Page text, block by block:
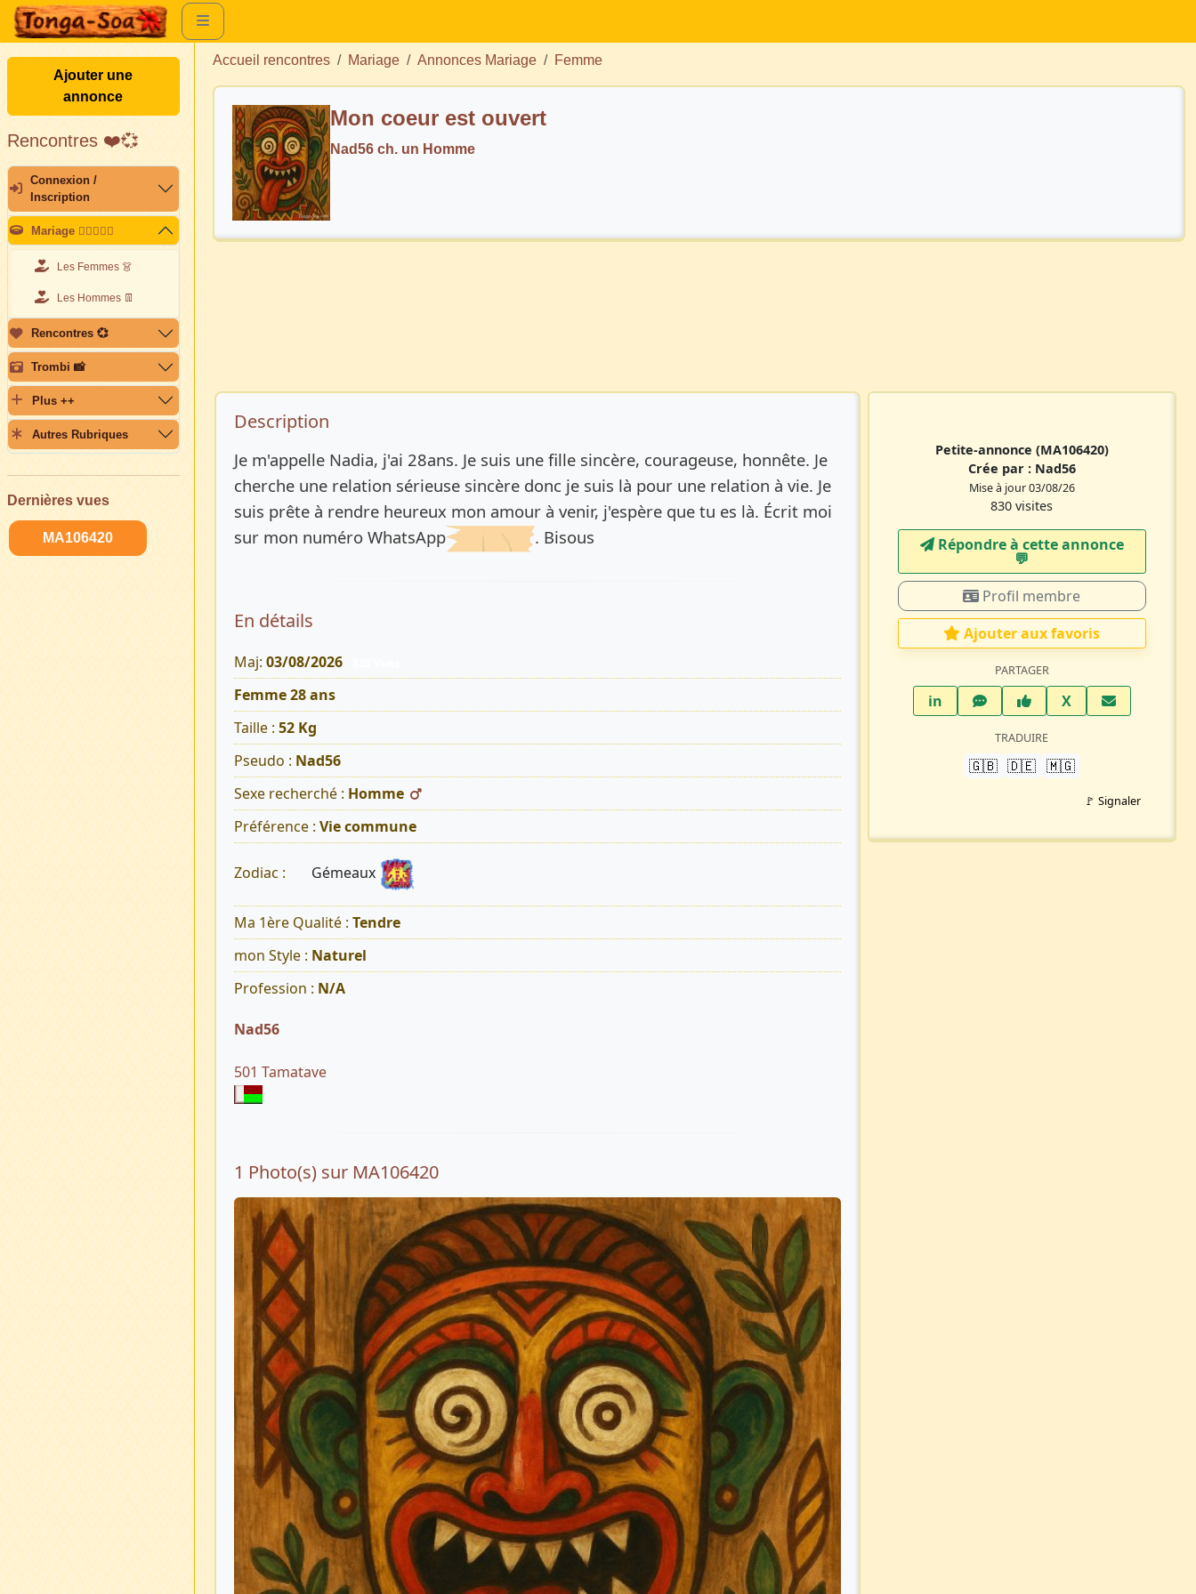
Ajouter une
annonce
Rencontres ❤️💞
Connexion /
Inscription
Mariage 👩🏽‍❤️‍👨🏽
Les Femmes 👗
Les Hommes 👖
Rencontres 💞
Trombi 📸
Plus ++
Autres Rubriques
Dernières vues
MA106420
Accueil rencontres Mariage Annonces Mariage Femme
Mon coeur est ouvert
Nad56 ch. un Homme
Description de l’annonce
Description
Je m'appelle Nadia, j'ai 28ans. Je suis une fille sincère, courageuse, honnête. Je
cherche une relation sérieuse sincère donc je suis là pour une relation à vie. Je
suis prête à rendre heureux mon amour à venir, j'espère que tu es là. Écrit moi
sur mon numéro WhatsApp
. Bisous
En détails
Maj: 03/08/2026
Femme 28 ans
Taille : 52 Kg
Pseudo : Nad56
Sexe recherché : Homme
Préférence : Vie commune
Zodiac : Gémeaux
Ma 1ère Qualité : Tendre
mon Style : Naturel
Profession : N/A
Nad56
501 Tamatave
1 Photo(s) sur MA106420
Petite-annonce (MA106420)
Crée par : Nad56
Mise à jour 03/08/26
830 visites
Répondre à cette annonce
💬​
Profil membre
Ajouter aux favoris
PARTAGER
inLinkedInWhatsAppFacebook
XTwitter X
TRADUIRE
🇬🇧 🇩🇪 🇲🇬
🚩 Signaler